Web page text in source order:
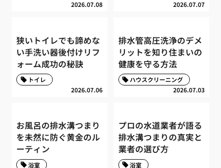
2026.07.08 2026.07.07
狭いトイレでも諦めな
い手洗い器後付けリフ
ォーム成功の秘訣
2026.07.06
トイレ
排水管高圧洗浄のデメ
リットを知り住まいの
健康を守る方法
2026.07.03
ハウスクリーニング
お風呂の排水溝つまり
を未然に防ぐ黄金のル
ーティン
浴室
プロの水道業者が語る
排水溝つまりの真実と
業者の選び方
浴室